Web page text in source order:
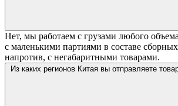
Нет, мы работаем с грузами любого
с маленькими партиями в составе
напротив, с негабаритными товарами.
Из каких регионов Китая вы отправляете